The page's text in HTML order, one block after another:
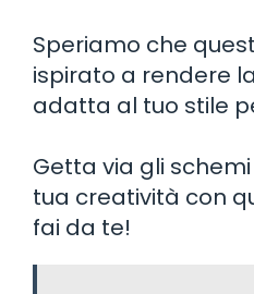
Speriamo che
ispirato a rendere
adatta al tuo stile
Getta via gli
tua creatività con
fai da te!